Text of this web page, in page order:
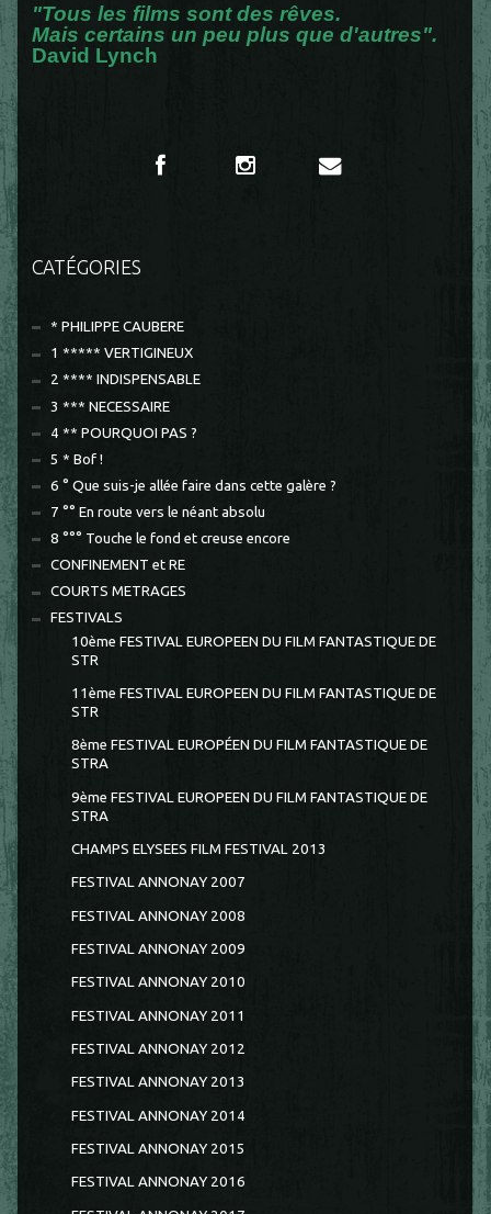
"Tous les films sont des rêves.
Mais certains un peu plus que d'autres".
David Lynch
CATÉGORIES
* PHILIPPE CAUBERE
1 ***** VERTIGINEUX
2 **** INDISPENSABLE
3 *** NECESSAIRE
4 ** POURQUOI PAS ?
5 * Bof !
6 ° Que suis-je allée faire dans cette galère ?
7 °° En route vers le néant absolu
8 °°° Touche le fond et creuse encore
CONFINEMENT et RE
COURTS METRAGES
FESTIVALS
10ème FESTIVAL EUROPEEN DU FILM FANTASTIQUE DE
STR
11ème FESTIVAL EUROPEEN DU FILM FANTASTIQUE DE
STR
8ème FESTIVAL EUROPÉEN DU FILM FANTASTIQUE DE
STRA
9ème FESTIVAL EUROPEEN DU FILM FANTASTIQUE DE
STRA
CHAMPS ELYSEES FILM FESTIVAL 2013
FESTIVAL ANNONAY 2007
FESTIVAL ANNONAY 2008
FESTIVAL ANNONAY 2009
FESTIVAL ANNONAY 2010
FESTIVAL ANNONAY 2011
FESTIVAL ANNONAY 2012
FESTIVAL ANNONAY 2013
FESTIVAL ANNONAY 2014
FESTIVAL ANNONAY 2015
FESTIVAL ANNONAY 2016